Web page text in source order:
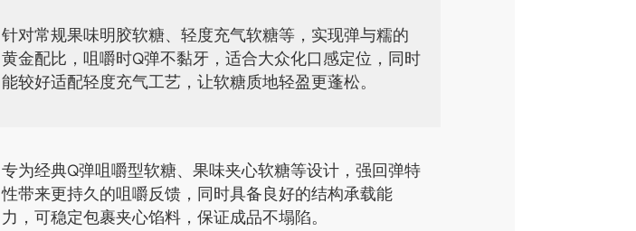
针对常规果味明胶软糖、轻度充气软糖等，实现弹与糯的
黄金配比，咀嚼时Q弹不黏牙，适合大众化口感定位，同时
能较好适配轻度充气工艺，让软糖质地轻盈更蓬松。
专为经典Q弹咀嚼型软糖、果味夹心软糖等设计，强回弹特
性带来更持久的咀嚼反馈，同时具备良好的结构承载能
力，可稳定包裹夹心馅料，保证成品不塌陷。